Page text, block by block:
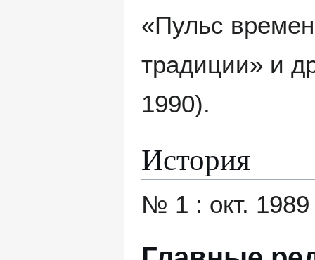
«Пульс
традиции» и
1990).
История
№ 1 : окт. 1989